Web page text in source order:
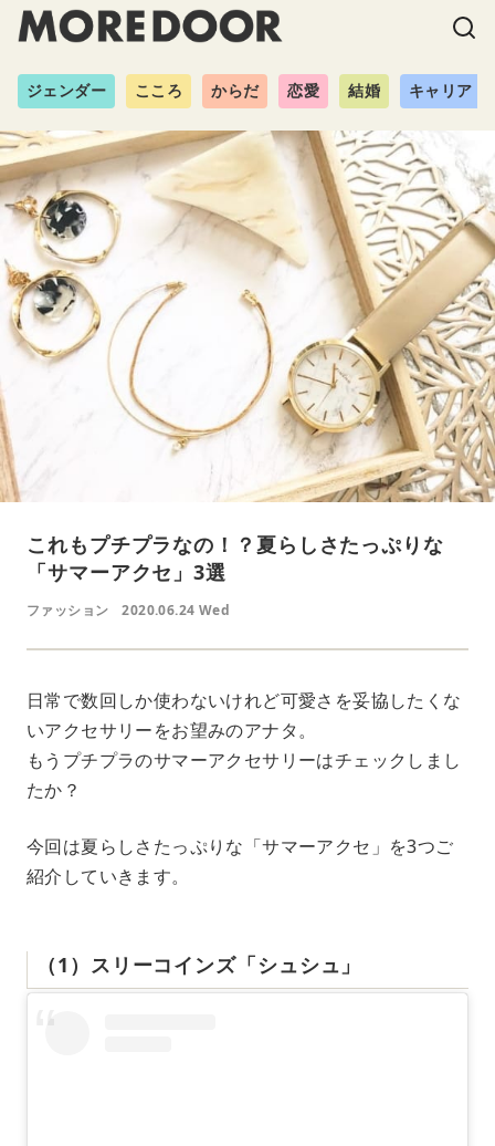
ジェンダー こころ からだ 恋愛 結婚 キャリア
これもプチプラなの！？夏らしさたっぷりな
「サマーアクセ」3選
ファッション 2020.06.24 Wed
日常で数回しか使わないけれど可愛さを妥協したくな
いアクセサリーをお望みのアナタ。
もうプチプラのサマーアクセサリーはチェックしまし
たか？
今回は夏らしさたっぷりな「サマーアクセ」を3つご
紹介していきます。
（1）スリーコインズ「シュシュ」